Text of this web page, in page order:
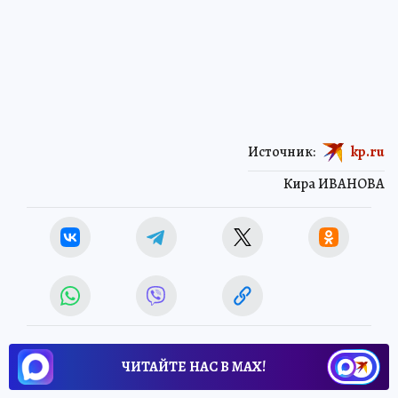
Кира ИВАНОВА
Источник: kp.ru
ЧИТАЙТЕ НАС В МАХ!